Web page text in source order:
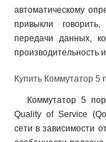
автоматическому
привыкли
передачи данных,
производительность
Купить Коммутатор 5
Коммутатор 5
Quality of Service
сети в зависимости